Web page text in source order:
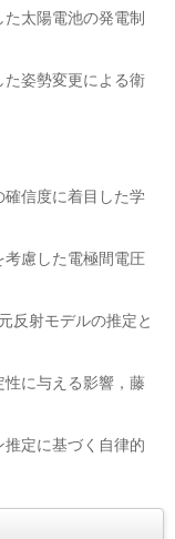
太陽電池の発電制
姿勢変更による衛
信度に着目した学
慮した電極間電圧
反射モデルの推定と
性に与える影響，藤
定に基づく自律的